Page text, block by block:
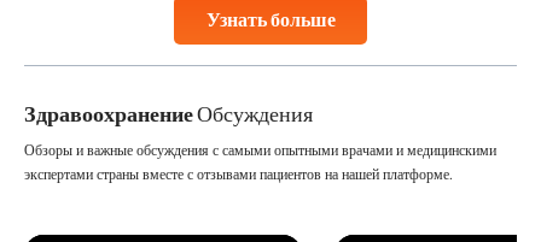
Узнать больше
ЗдравоохранениеОбсуждения
Обзоры и важные обсуждения с самыми опытными врачами и медицинскими
экспертами страны вместе с отзывами пациентов на нашей платформе.